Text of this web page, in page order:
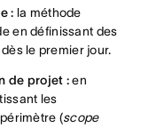
: la méthode
en définissant des
le premier jour.
de projet :en
les
(scope